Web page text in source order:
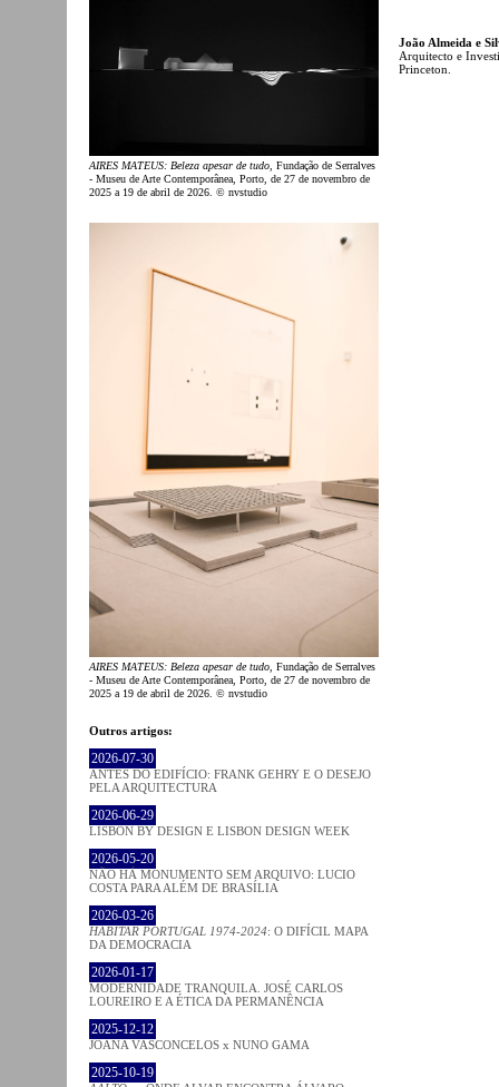
AIRES MATEUS: Beleza apesar de tudo , Fundação de Serralves
- Museu de Arte Contemporânea, Porto, de 27 de novembro de
2025 a 19 de abril de 2026. © nvstudio
AIRES MATEUS: Beleza apesar de tudo , Fundação de Serralves
- Museu de Arte Contemporânea, Porto, de 27 de novembro de
2025 a 19 de abril de 2026. © nvstudio
Outros artigos:
2026-07-30
ANTES DO EDIFÍCIO: FRANK GEHRY E O DESEJO
PELA ARQUITECTURA
2026-06-29
LISBON BY DESIGN E LISBON DESIGN WEEK
2026-05-20
NÃO HÁ MONUMENTO SEM ARQUIVO: LUCIO
COSTA PARA ALÉM DE BRASÍLIA
2026-03-26
HABITAR PORTUGAL 1974-2024: O DIFÍCIL MAPA
DA DEMOCRACIA
2026-01-17
MODERNIDADE TRANQUILA. JOSÉ CARLOS
LOUREIRO E A ÉTICA DA PERMANÊNCIA
2025-12-12
JOANA VASCONCELOS x NUNO GAMA
2025-10-19
João Almeida e
Arquitecto e
Princeton.